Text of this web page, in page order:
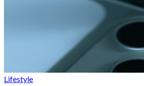
Lifestyle